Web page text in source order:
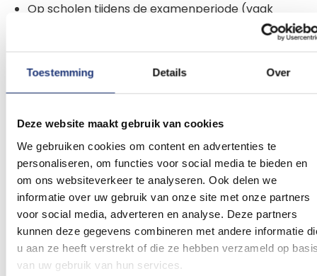
Toestemming Details Over
Deze website maakt gebruik van cookies
We gebruiken cookies om content en advertenties te
personaliseren, om functies voor social media te bieden en
om ons websiteverkeer te analyseren. Ook delen we
informatie over uw gebruik van onze site met onze partners
voor social media, adverteren en analyse. Deze partners
kunnen deze gegevens combineren met andere informatie
u aan ze heeft verstrekt of die ze hebben verzameld op
van uw gebruik van hun services.
Op scholen tijdens de examenperiode (vaak
Door Nederlanders in het buitenland als teken
van verbondenheid.
Vlaggen doe je tussen zonsopgang en
zonsondergang.
Bij officiële feestdagen, zoals Koningsdag, mag je
oranje wimpel
toevoegen.
Op 4 mei hangt de vlag halfstok ter
nagedachtenis aan de oorlogsslachtoffers.
Bekende vlagdagen zijn 27 april (Koningsdag), 5